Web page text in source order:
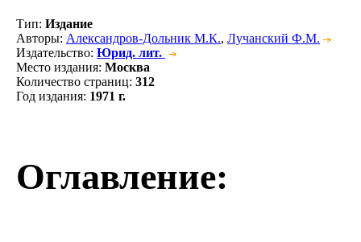
Тип: Издание
Авторы: Александров-Дольник М.К., Лучанский Ф.М.
Издательство: Юрид. лит.
Место издания: Москва
Количество страниц: 312
Год издания: 1971 г.
Оглавление: